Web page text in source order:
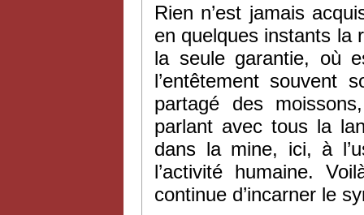
Rien n’est jamais
en quelques instants la
la seule garantie, où
l’entêtement souvent
partagé des
parlant avec tous la
dans la mine, ici, à
l’activité humaine.
continue d’incarner le